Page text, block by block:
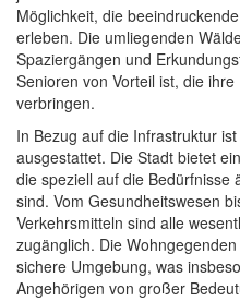
Möglichkeit, die
erleben. Die umliegenden
Spaziergängen und
Senioren von Vorteil ist, die
verbringen.
In Bezug auf die Infrastruktur
ausgestattet. Die Stadt bietet
die speziell auf die Bedürfnisse
sind. Vom Gesundheitswesen
Verkehrsmitteln sind alle
zugänglich. Die
sichere Umgebung, was
Angehörigen von großer